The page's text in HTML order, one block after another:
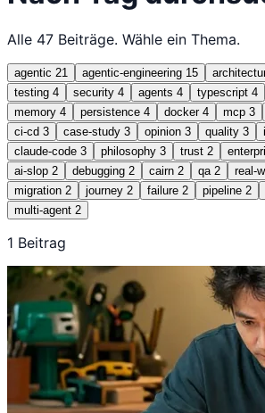
Alle 47 Beiträge. Wähle ein Thema.
agentic 21 agentic-engineering 15
testing 4 security 4 agents 4 typescript 4
memory 4 persistence 4 docker 4 mcp 3
ci-cd 3 case-study 3 opinion 3 quality 3
claude-code 3 philosophy 3 trust 2
ai-slop 2 debugging 2 cairn 2 qa 2 real-
migration 2 journey 2 failure 2 pipeline 2
multi-agent 2
1 Beitrag